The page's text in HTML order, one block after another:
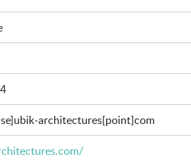
architectures[point]com